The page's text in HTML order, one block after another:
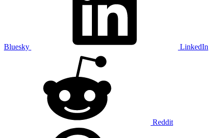
Bluesky LinkedIn
Reddit